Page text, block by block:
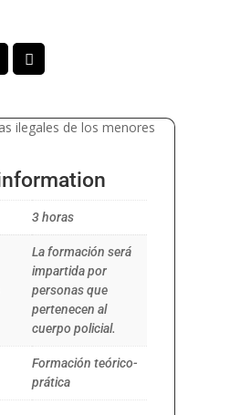
3 horas
La formación será
impartida por
personas que
pertenecen al
cuerpo policial.
Formación teórico-
prática